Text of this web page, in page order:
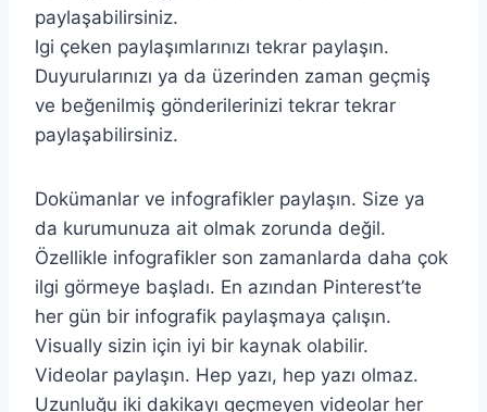
paylaşabilirsiniz.
lgi çeken paylaşımlarınızı tekrar paylaşın.
Duyurularınızı ya da üzerinden zaman geçmiş
ve beğenilmiş gönderilerinizi tekrar tekrar
paylaşabilirsiniz.
Dokümanlar ve infografikler paylaşın. Size ya
da kurumunuza ait olmak zorunda değil.
Özellikle infografikler son zamanlarda daha çok
ilgi görmeye başladı. En azından Pinterest’te
her gün bir infografik paylaşmaya çalışın.
Visually sizin için iyi bir kaynak olabilir.
Videolar paylaşın. Hep yazı, hep yazı olmaz.
Uzunluğu iki dakikayı geçmeyen videolar her